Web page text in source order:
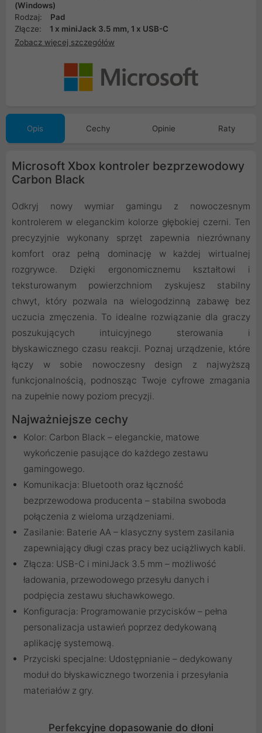
(Windows)
Rodzaj:
Pad
Złącze:
1 x miniJack 3.5 mm, 1 x USB-C
Zobacz więcej szczegółów
Opis Cechy Opinie Raty
Microsoft Xbox kontroler bezprzewodowy
Carbon Black
Odkryj nowy wymiar gamingu z nowoczesnym
kontrolerem w eleganckim kolorze głębokiej czerni. Ten
precyzyjnie wykonany sprzęt zapewnia niezrównany
komfort oraz pełną dominację w każdej wirtualnej
rozgrywce. Dzięki ergonomicznemu kształtowi i
teksturowanym powierzchniom zyskujesz stabilny
chwyt, który pozwala na wielogodzinną zabawę bez
uczucia zmęczenia. To idealne rozwiązanie dla graczy
poszukujących intuicyjnego sterowania i
błyskawicznego czasu reakcji. Poznaj urządzenie, które
łączy w sobie nowoczesny design z najwyższą
funkcjonalnością, podnosząc Twoje cyfrowe zmagania
na zupełnie nowy poziom precyzji.
Najważniejsze cechy
Kolor: Carbon Black – eleganckie, matowe
wykończenie pasujące do każdego zestawu
gamingowego.
Komunikacja: Bluetooth oraz łączność
bezprzewodowa producenta – stabilna swoboda
połączenia z wieloma urządzeniami.
Zasilanie: Baterie AA – klasyczny system zasilania
zapewniający długi czas pracy bez uciążliwych kabli.
Złącza: USB-C i miniJack 3.5 mm – możliwość
ładowania, przewodowego przesyłu danych i
podpięcia zestawu słuchawkowego.
Konfiguracja: Programowanie przycisków – pełna
personalizacja ustawień poprzez dedykowaną
aplikację systemową.
Przyciski specjalne: Udostępnianie – dedykowany
moduł do błyskawicznego tworzenia i przesyłania
materiałów z gry.
Perfekcyjne dopasowanie do dłoni